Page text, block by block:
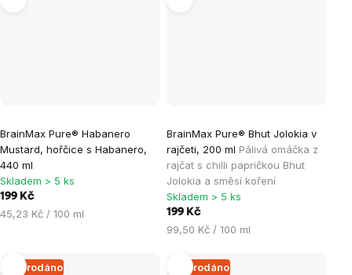
BrainMax Pure® Habanero
Mustard, hořčice s Habanero,
440 ml
Skladem > 5 ks
199 Kč
Měrná
45,23 Kč / 100 ml
BrainMax Pure® Bhut Jolokia v
rajčeti, 200 ml Pálivá omáčka z
rajčat s chilli papričkou Bhut
Jolokia a směsí koření
Skladem > 5 ks
199 Kč
Měrná
99,50 Kč / 100 ml
Vyprodáno Vyprodáno